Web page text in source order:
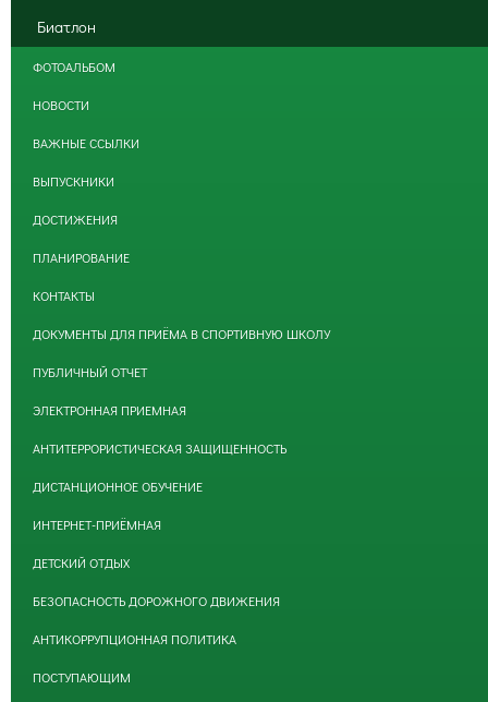
Биатлон
ФОТОАЛЬБОМ
НОВОСТИ
ВАЖНЫЕ ССЫЛКИ
ВЫПУСКНИКИ
ДОСТИЖЕНИЯ
ПЛАНИРОВАНИЕ
КОНТАКТЫ
ДОКУМЕНТЫ ДЛЯ ПРИЁМА В СПОРТИВНУЮ ШКОЛУ
ПУБЛИЧНЫЙ ОТЧЕТ
ЭЛЕКТРОННАЯ ПРИЕМНАЯ
АНТИТЕРРОРИСТИЧЕСКАЯ ЗАЩИЩЕННОСТЬ
ДИСТАНЦИОННОЕ ОБУЧЕНИЕ
ИНТЕРНЕТ-ПРИЁМНАЯ
ДЕТСКИЙ ОТДЫХ
БЕЗОПАСНОСТЬ ДОРОЖНОГО ДВИЖЕНИЯ
АНТИКОРРУПЦИОННАЯ ПОЛИТИКА
ПОСТУПАЮЩИМ